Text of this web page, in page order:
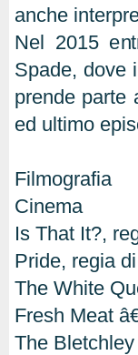
anche
Nel 2015
Spade, dove
prende parte
ed ultimo
Filmografia
Cinema
Is That It?,
Pride, regia
The White
Fresh Meat
The